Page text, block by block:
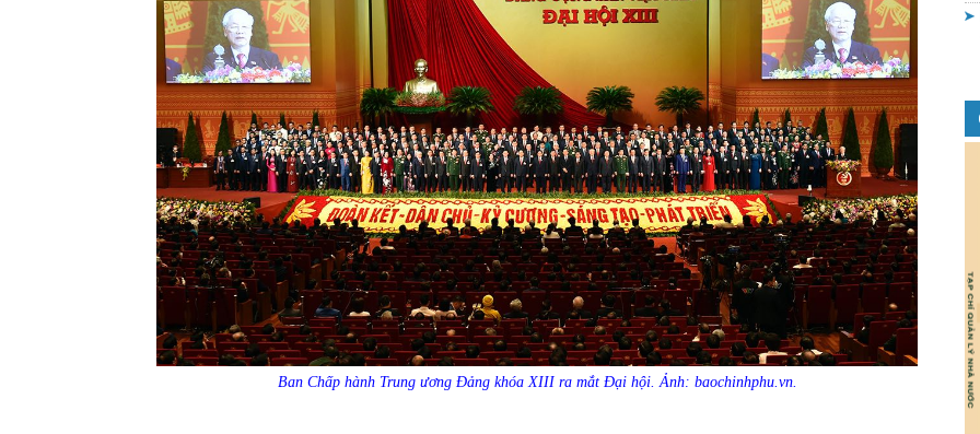
nước
Ban Chấp hành Trung ương Đảng khóa XIII ra mắt Đại hội. Ảnh: baochinhphu.vn.